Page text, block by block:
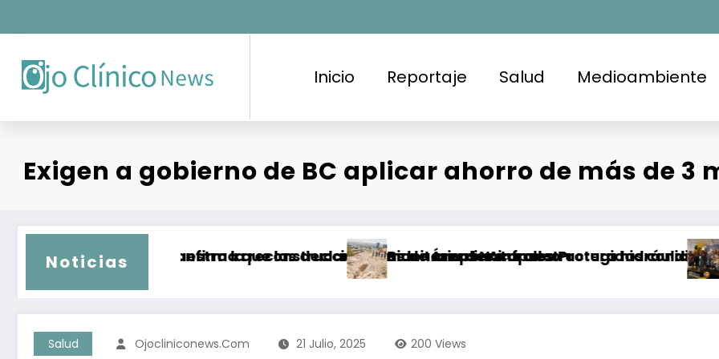
al
Inicio Reportaje Salud Medioambiente
Exigen a gobierno de BC aplicar ahorro de más de 3
Noticiasmuestra la reconstrucción comunitaria de Acapulco
Corte confirma que las declaratorias de Áreas Naturales Protegidas condiciona su
Piden ampliar infraestructura hidráulica paraSupera
Salud Ojocliniconews.com 21 Julio, 2025 200 Views